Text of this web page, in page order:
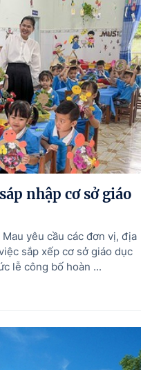
nhập cơ sở giáo
yêu cầu các đơn vị, địa
sắp xếp cơ sở giáo dục
lễ công bố hoàn ...